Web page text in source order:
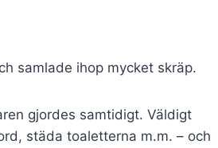
samlade ihop mycket skräp.
gjordes samtidigt. Väldigt
städa toaletterna m.m. – och